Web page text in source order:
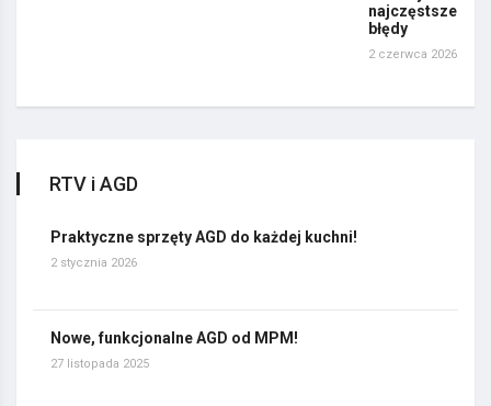
najczęstsze
błędy
2 czerwca 2026
RTV i AGD
Praktyczne sprzęty AGD do każdej kuchni!
2 stycznia 2026
Nowe, funkcjonalne AGD od MPM!
27 listopada 2025